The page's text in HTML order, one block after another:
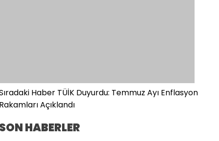
Haber TÜİK Duyurdu: Temmuz Ayı Enflasyon
Açıklandı
HABERLER